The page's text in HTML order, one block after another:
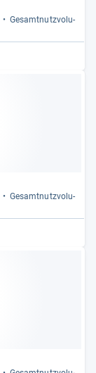
Gesamt­nutz­vo­lu­
Gesamt­nutz­vo­lu­